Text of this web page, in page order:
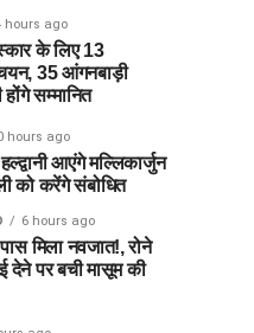
hours ago
के लिए 13
35 आंगनबाड़ी
होंगे सम्मानित
hours ago
आएंगे मल्लिकार्जुन
को करेंगे संबोधित
6 hours ago
मिला नवजात!, रोने
देने पर बची मासूम की